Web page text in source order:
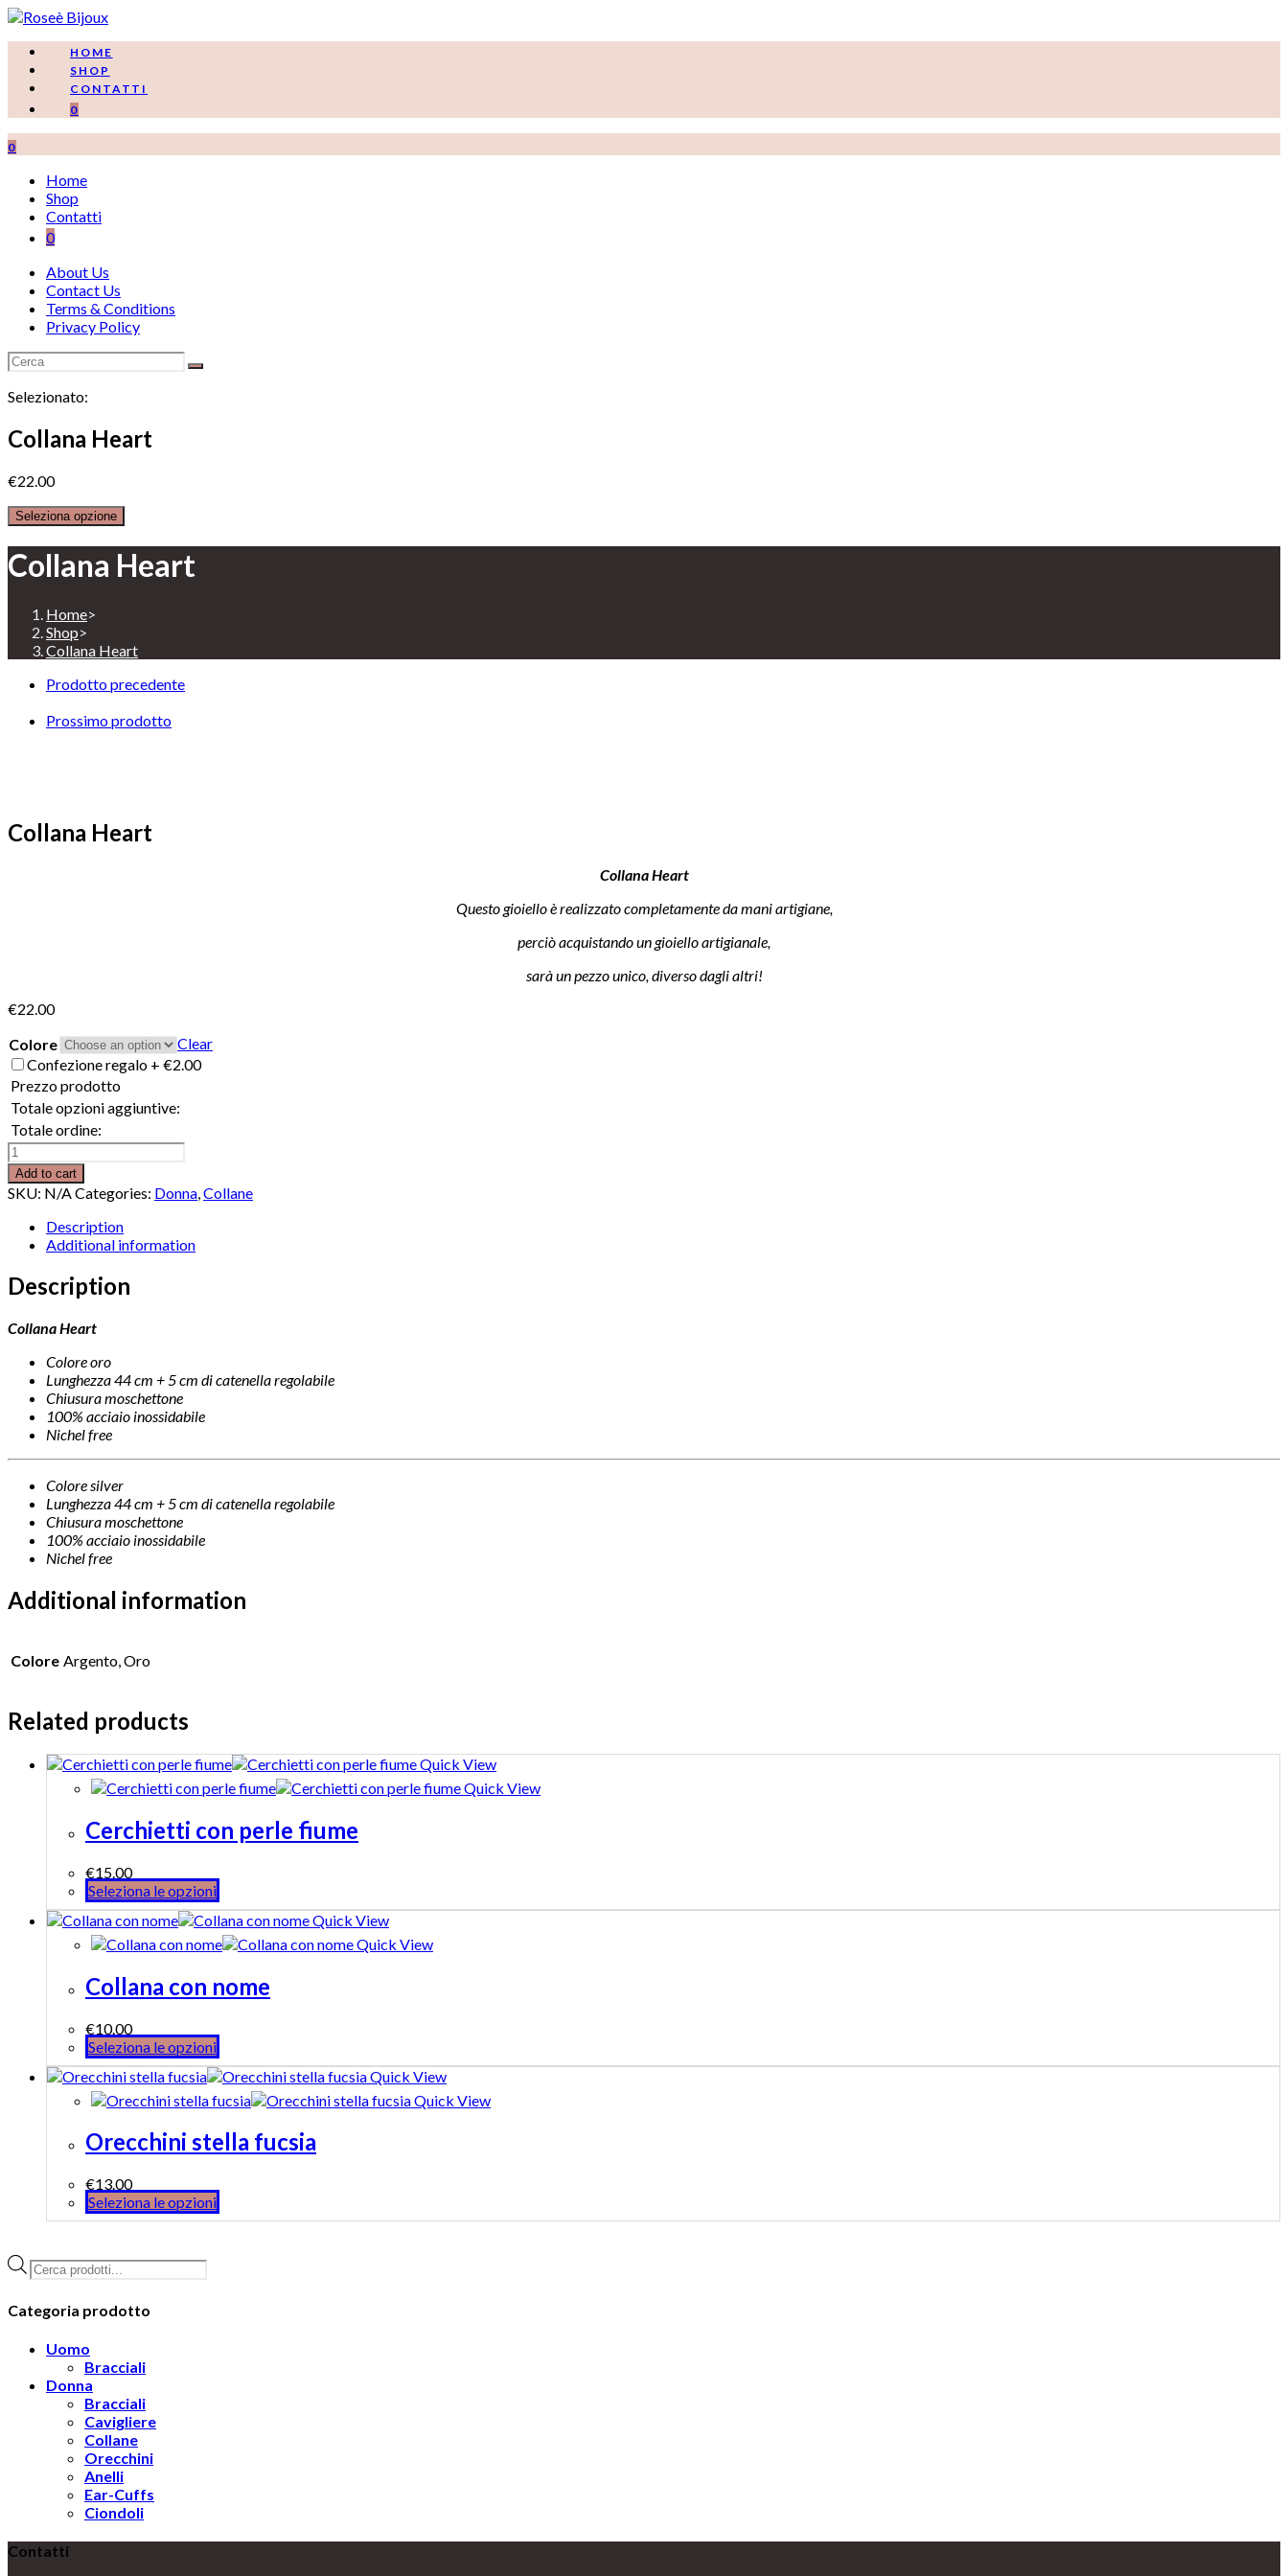
Salta
contenutoHOME
SHOP
CONTATTI
0
0
Home
Shop
Contatti
0
About Us
Contact Us
Terms & Conditions
Privacy Policy
Selezionato:
Collana Heart
€22.00
Seleziona opzione
Collana Heart
Home>
Shop>
Collana Heart
Prodotto precedente
Prossimo prodotto
Collana Heart
Collana Heart
Questo gioiello è realizzato completamente da mani artigiane,
perciò acquistando un gioiello artigianale,
sarà un pezzo unico, diverso dagli altri!
€22.00
Colore
Clear
Confezione regalo + €2.00
Prezzo prodotto
Totale opzioni aggiuntive:
Totale ordine:
Collana
Heart
quantity
Add to cart
SKU: N/A Categories: Donna Collane
Description
Additional information
Description
Collana Heart
Colore oro
Lunghezza 44 cm + 5 cm di catenella regolabile
Chiusura moschettone
100% acciaio inossidabile
Nichel free
Colore silver
Lunghezza 44 cm + 5 cm di catenella regolabile
Chiusura moschettone
100% acciaio inossidabile
Nichel free
Additional information
Colore Argento, Oro
Related products
Quick View
Quick View
Cerchietti con perle fiume
€15.00
Seleziona le opzioni
Quick View
Quick View
Collana con nome
€10.00
Seleziona le opzioni
Quick View
Quick View
Orecchini stella fucsia
€13.00
Seleziona le opzioni
Products
search
Categoria prodotto
Uomo
Bracciali
Donna
Bracciali
Cavigliere
Collane
Orecchini
Anelli
Ear-Cuffs
Ciondoli
Contatti